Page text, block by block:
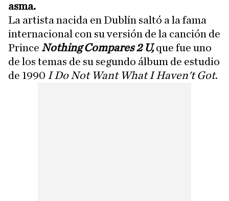
asma.
La artista nacida en Dublín saltó a la fama
internacional con su versión de la canción de
Prince Nothing Compares 2 U,que fue uno
de los temas de su segundo álbum de estudio
de 1990 I Do Not Want What I Haven't Got.